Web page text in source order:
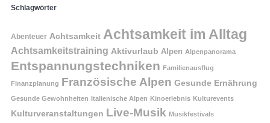
Schlagwörter
Abenteuer Achtsamkeit Achtsamkeit im Alltag
Achtsamkeitstraining Aktivurlaub Alpen Alpenpanorama
Entspannungstechniken Familienausflug
Finanzplanung Französische Alpen Gesunde Ernährung
Gesunde Gewohnheiten Italienische Alpen Kinoerlebnis Kulturevents
Kulturveranstaltungen Live-Musik Musikfestivals